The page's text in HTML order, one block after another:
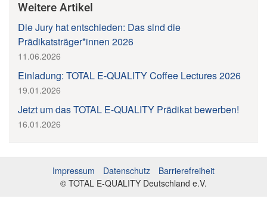
Weitere Artikel
Die Jury hat entschieden: Das sind die
Prädikatsträger*innen 2026
11.06.2026
Einladung: TOTAL E-QUALITY Coffee Lectures 2026
19.01.2026
Jetzt um das TOTAL E-QUALITY Prädikat bewerben!
16.01.2026
Impressum Datenschutz
Barrierefreiheit
© TOTAL E-QUALITY Deutschland e.V.